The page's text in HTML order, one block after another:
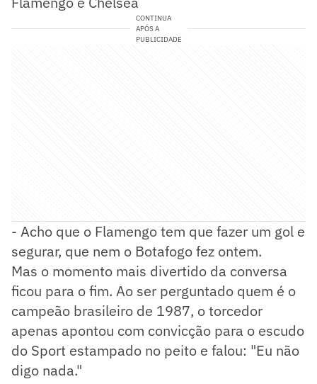
CONTINUA
APÓS A
PUBLICIDADE
- Acho que o Flamengo tem que fazer um gol e
segurar, que nem o Botafogo fez ontem.
Mas o momento mais divertido da conversa
ficou para o fim. Ao ser perguntado quem é o
campeão brasileiro de 1987, o torcedor
apenas apontou com convicção para o escudo
do Sport estampado no peito e falou: "Eu não
digo nada."